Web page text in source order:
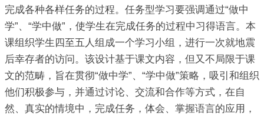
完成各种各样任务的过程。任务型学习要强调通过“做中
学”、“学中做”，使学生在完成任务的过程中习得语言。本
课组织学生四至五人组成一个学习小组，进行一次就地震
后幸存者的访问。该设计基于课文内容，但又不局限于课
文的范畴，旨在贯彻“做中学”、“学中做”策略，吸引和组织
他们积极参与，并通过讨论、交流和合作等方式，在自
然、真实的情境中，完成任务，体会、掌握语言的应用，